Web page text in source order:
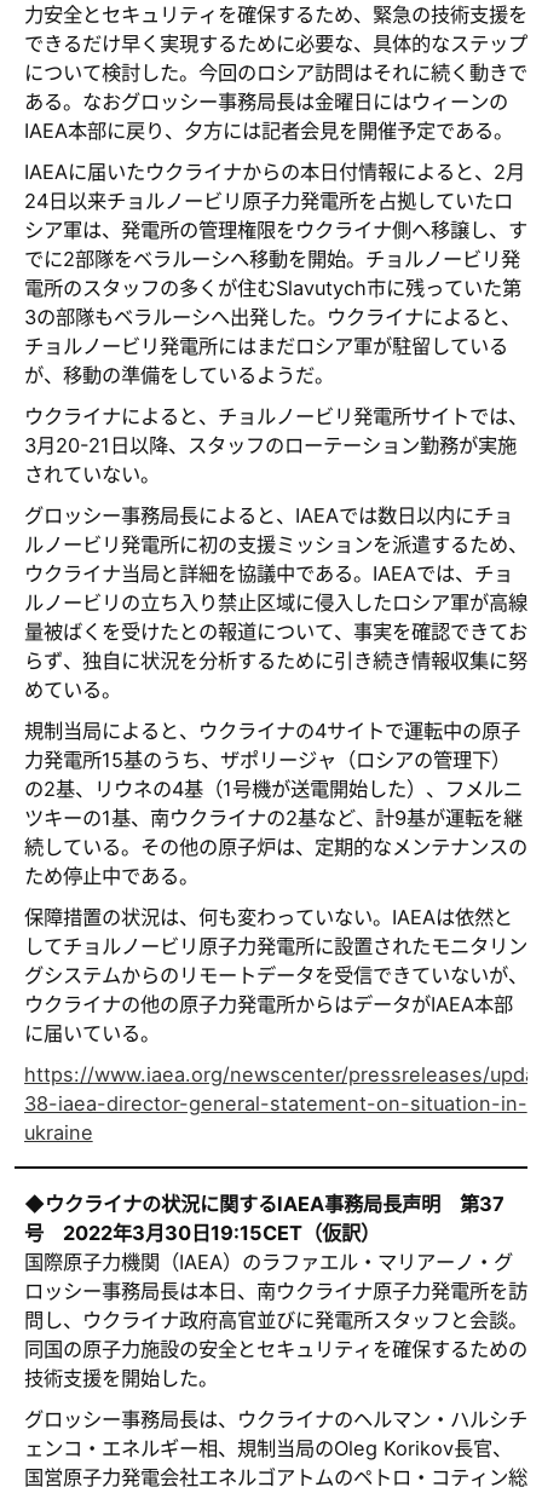
力安全とセキュリティを確保するため、緊急の技術支援を
できるだけ早く実現するために必要な、具体的なステップ
について検討した。今回のロシア訪問はそれに続く動きで
ある。なおグロッシー事務局長は金曜日にはウィーンの
IAEA本部に戻り、夕方には記者会見を開催予定である。
IAEAに届いたウクライナからの本日付情報によると、2月
24日以来チョルノービリ原子力発電所を占拠していたロ
シア軍は、発電所の管理権限をウクライナ側へ移譲し、す
でに2部隊をベラルーシへ移動を開始。チョルノービリ発
電所のスタッフの多くが住むSlavutych市に残っていた第
3の部隊もベラルーシへ出発した。ウクライナによると、
チョルノービリ発電所にはまだロシア軍が駐留している
が、移動の準備をしているようだ。
ウクライナによると、チョルノービリ発電所サイトでは、
3月20-21日以降、スタッフのローテーション勤務が実施
されていない。
グロッシー事務局長によると、IAEAでは数日以内にチョ
ルノービリ発電所に初の支援ミッションを派遣するため、
ウクライナ当局と詳細を協議中である。IAEAでは、チョ
ルノービリの立ち入り禁止区域に侵入したロシア軍が高線
量被ばくを受けたとの報道について、事実を確認できてお
らず、独自に状況を分析するために引き続き情報収集に努
めている。
規制当局によると、ウクライナの4サイトで運転中の原子
力発電所15基のうち、ザポリージャ（ロシアの管理下）
の2基、リウネの4基（1号機が送電開始した）、フメルニ
ツキーの1基、南ウクライナの2基など、計9基が運転を継
続している。その他の原子炉は、定期的なメンテナンスの
ため停止中である。
保障措置の状況は、何も変わっていない。IAEAは依然と
してチョルノービリ原子力発電所に設置されたモニタリン
グシステムからのリモートデータを受信できていないが、
ウクライナの他の原子力発電所からはデータがIAEA本部
に届いている。
https://www.iaea.org/newscenter/pressreleases/
38-iaea-director-general-statement-on-situation-in-
ukraine
◆ウクライナの状況に関するIAEA事務局長声明 第37
号 2022年3月30日19:15CET（仮訳）
国際原子力機関（IAEA）のラファエル・マリアーノ・グ
ロッシー事務局長は本日、南ウクライナ原子力発電所を訪
問し、ウクライナ政府高官並びに発電所スタッフと会談。
同国の原子力施設の安全とセキュリティを確保するための
技術支援を開始した。
グロッシー事務局長は、ウクライナのヘルマン・ハルシチ
ェンコ・エネルギー相、規制当局のOleg Korikov長官、
国営原子力発電会社エネルゴアトムのペトロ・コティン総